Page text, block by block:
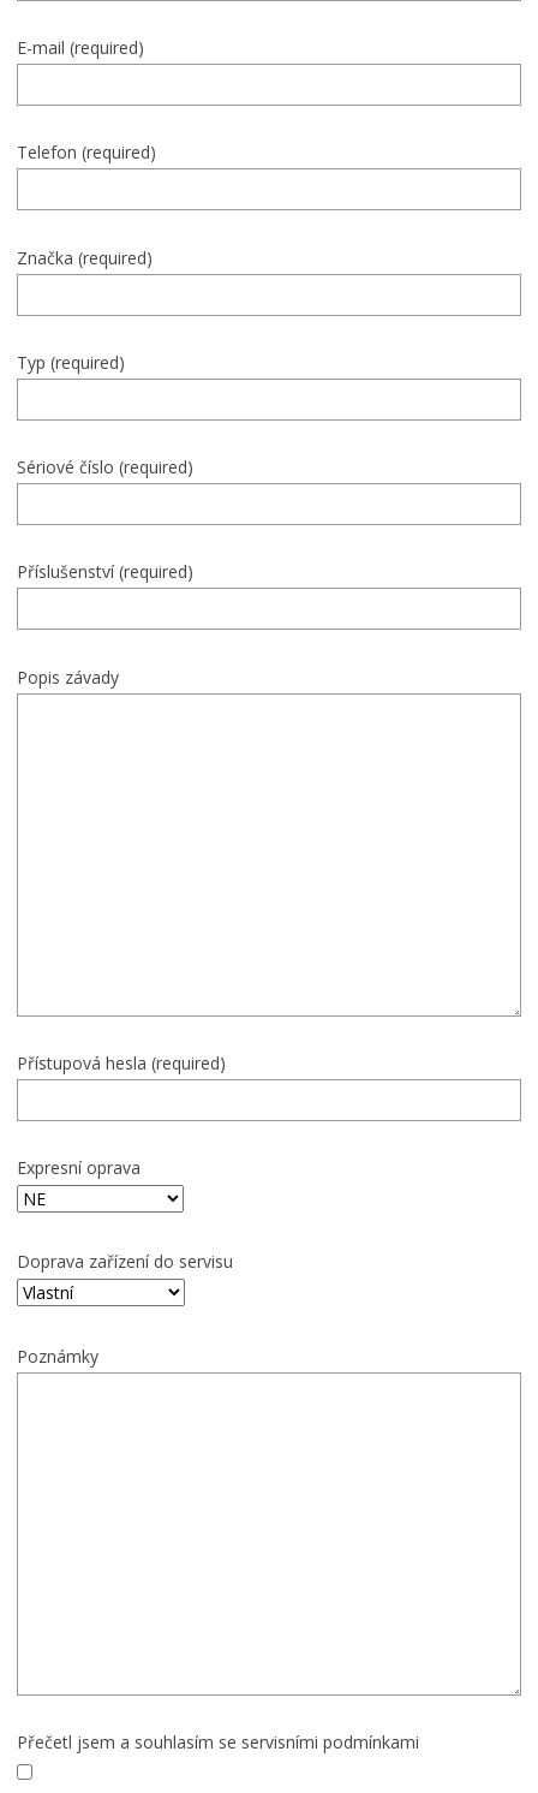
E-mail (required)
Telefon (required)
Značka (required)
Typ (required)
Sériové číslo (required)
Příslušenství (required)
Popis závady
Přístupová hesla (required)
Expresní oprava
Doprava zařízení do servisu
Poznámky
Přečetl jsem a souhlasím se servisními podmínkami